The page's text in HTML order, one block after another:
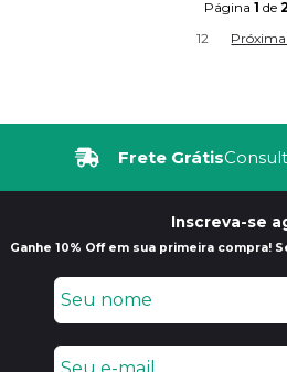
Página1 de2
12 Próxima
Frete Grátis
Inscreva-se
Ganhe 10% Off em sua primeira compra!